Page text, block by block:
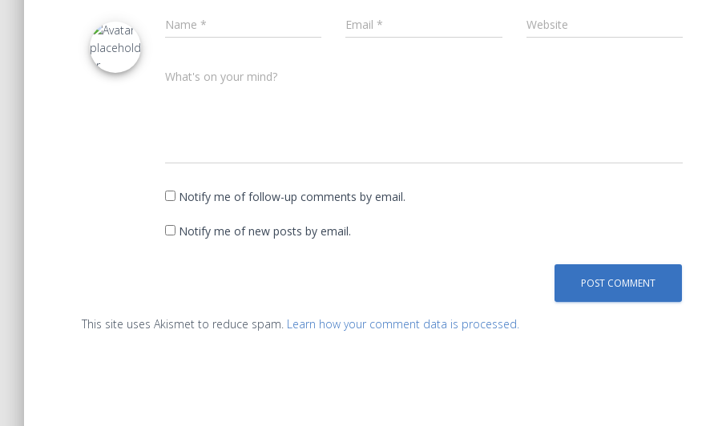
Name * Email * Website
What's on your mind?
Notify me of follow-up comments by email.
Notify me of new posts by email.
This site uses Akismet to reduce spam. Learn how your comment data is processed.